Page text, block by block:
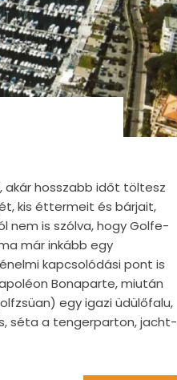
akár hosszabb időt töltesz
kis éttermeit és bárjait,
nem is szólva, hogy Golfe-
már inkább egy
kapcsolódási pont is
Bonaparte, miután
egy igazi üdülőfalu,
séta a tengerparton, jacht-